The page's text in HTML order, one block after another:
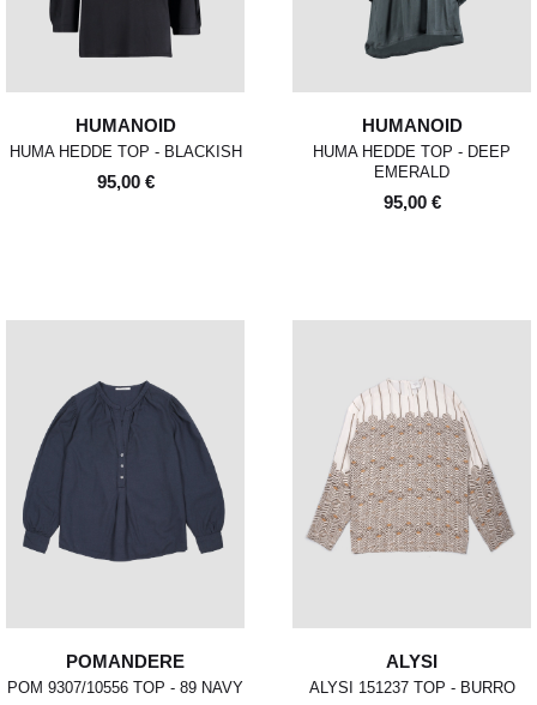
HUMANOID
HUMA HEDDE TOP - BLACKISH
95,00 €
HUMANOID
HUMA HEDDE TOP - DEEP
EMERALD
95,00 €
POMANDERE
POM 9307/10556 TOP - 89 NAVY
ALYSI
ALYSI 151237 TOP - BURRO